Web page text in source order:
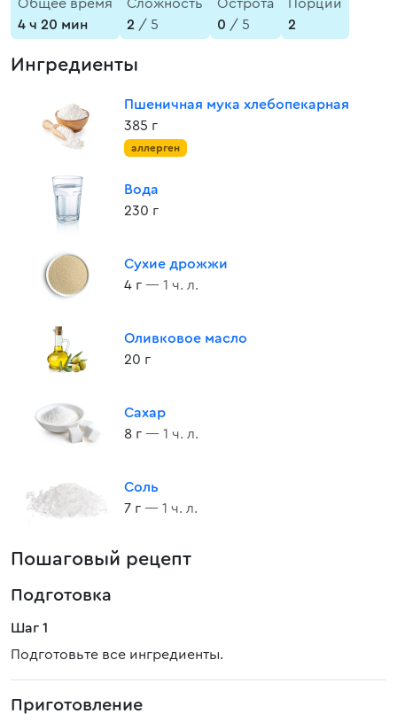
Общее время
4 ч 20 мин
Сложность
2 / 5
Острота
0 / 5
Порции
2
Ингредиенты
Пшеничная мука хлебопекарная
385 г
аллерген
Вода
230 г
Сухие дрожжи
4 г — 1 ч. л.
Оливковое масло
20 г
Сахар
8 г — 1 ч. л.
Соль
7 г — 1 ч. л.
Пошаговый рецепт
Подготовка
Шаг 1
Подготовьте все ингредиенты.
Приготовление